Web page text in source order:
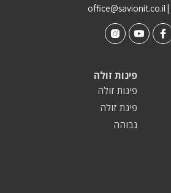
office@savionit.co.il
פינות זולה
פינות זולה
פינת זולה
גבוהה